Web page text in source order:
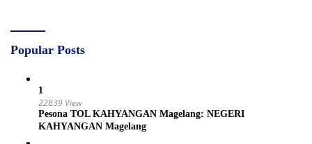
Popular Posts
1
22839 View
Pesona TOL KAHYANGAN Magelang: NEGERI
KAHYANGAN Magelang